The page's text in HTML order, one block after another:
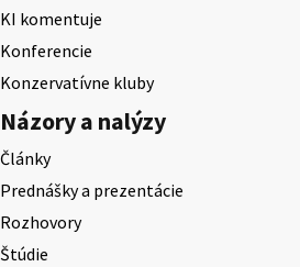
KI komentuje
Konferencie
Konzervatívne kluby
Názory a nalýzy
Články
Prednášky a prezentácie
Rozhovory
Štúdie